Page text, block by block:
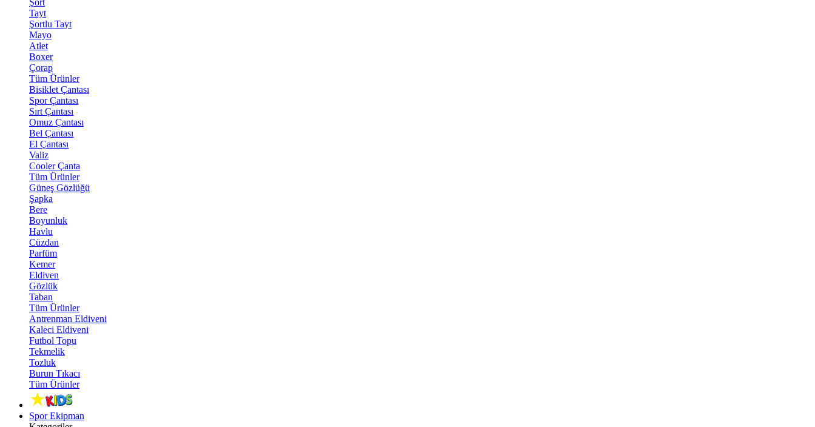
Şort
Tayt
Şortlu Tayt
Mayo
Atlet
Boxer
Çorap
Tüm Ürünler
Bisiklet Çantası
Spor Çantası
Sırt Çantası
Omuz Çantası
Bel Çantası
El Çantası
Valiz
Cooler Çanta
Tüm Ürünler
Güneş Gözlüğü
Şapka
Bere
Boyunluk
Havlu
Cüzdan
Parfüm
Kemer
Eldiven
Gözlük
Taban
Tüm Ürünler
Antrenman Eldiveni
Kaleci Eldiveni
Futbol Topu
Tekmelik
Tozluk
Burun Tıkacı
Tüm Ürünler
Spor Ekipman